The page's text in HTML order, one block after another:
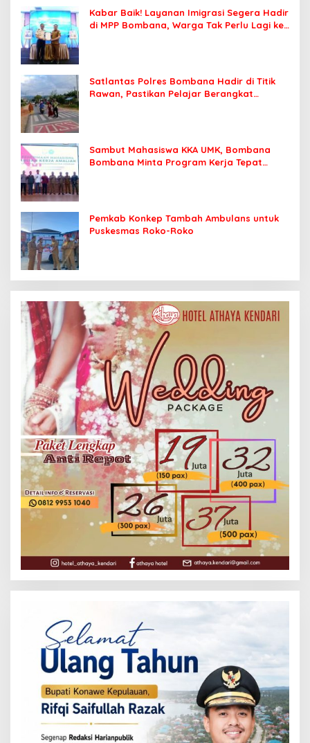
Kabar Baik! Layanan Imigrasi Segera Hadir
di MPP Bombana, Warga Tak Perlu Lagi ke
Satlantas Polres Bombana Hadir di Titik
Rawan, Pastikan Pelajar Berangkat
Sambut Mahasiswa KKA UMK, Bombana
Bombana Minta Program Kerja Tepat
Pemkab Konkep Tambah Ambulans untuk
Puskesmas Roko-Roko